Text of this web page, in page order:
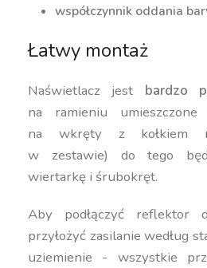
współczynnik oddania
Łatwy montaż
Naświetlacz jest bardzo
na ramieniu
na wkręty z kołkiem
w zestawie) do tego
wiertarkę i śrubokręt.
Aby podłączyć reflektor
przyłożyć zasilanie według
uziemienie - wszystkie